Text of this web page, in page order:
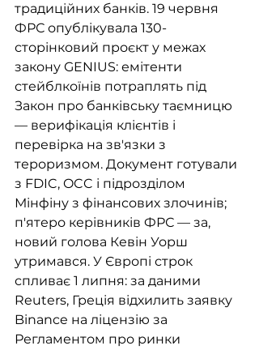
традиційних банків. 19 червня
ФРС опублікувала 130-
сторінковий проєкт у межах
закону GENIUS: емітенти
стейблкоїнів потраплять під
Закон про банківську таємницю
— верифікація клієнтів і
перевірка на зв'язки з
тероризмом. Документ готували
з FDIC, OCC і підрозділом
Мінфіну з фінансових злочинів;
п'ятеро керівників ФРС — за,
новий голова Кевін Уорш
утримався. У Європі строк
спливає 1 липня: за даними
Reuters, Греція відхилить заявку
Binance на ліцензію за
Регламентом про ринки